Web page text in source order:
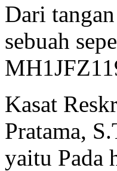
Dari
sebuah
Kasat
Pratama,
yaitu Pada